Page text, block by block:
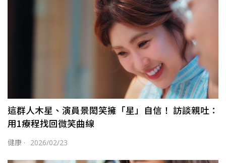
這群人木星、演員景閎笑擁「星」自信！ 訪談親吐：
用1療程找回微笑曲線
健康 · 2026/02/23